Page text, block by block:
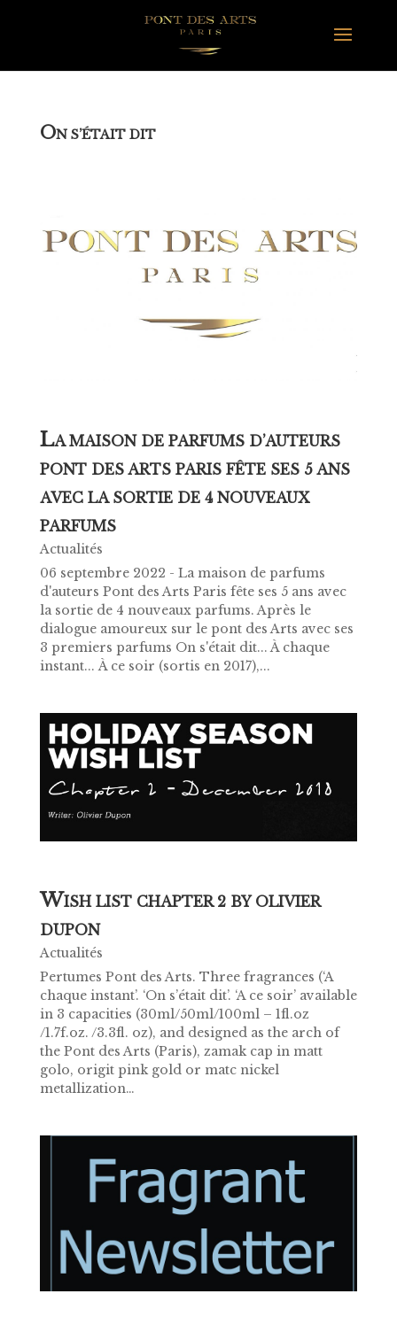
ON S’ÉTAIT DIT
LA MAISON DE PARFUMS D’AUTEURS
PONT DES ARTS PARIS FÊTE SES 5 ANS
AVEC LA SORTIE DE 4 NOUVEAUX
PARFUMS
Actualités
06 septembre 2022 - La maison de parfums
d'auteurs Pont des Arts Paris fête ses 5 ans avec
la sortie de 4 nouveaux parfums. Après le
dialogue amoureux sur le pont des Arts avec ses
3 premiers parfums On s'était dit... À chaque
instant... À ce soir (sortis en 2017),...
WISH LIST CHAPTER 2 BY OLIVIER
DUPON
Actualités
Pertumes Pont des Arts. Three fragrances (‘A
chaque instant’. ‘On s’était dit’. ‘A ce soir’ available
in 3 capacities (30ml/50ml/100ml – 1fl.oz
/1.7f.oz. /3.3fl. oz), and designed as the arch of
the Pont des Arts (Paris), zamak cap in matt
golo, origit pink gold or matc nickel
metallization…